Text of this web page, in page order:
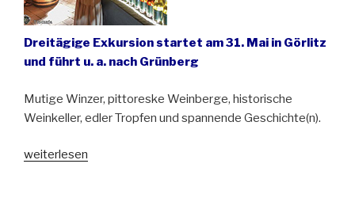
Dreitägige Exkursion startet am 31. Mai in Görlitz
und führt u. a. nach Grünberg
Mutige Winzer, pittoreske Weinberge, historische
Weinkeller, edler Tropfen und spannende Geschichte(n).
„Exkursion
weiterlesen